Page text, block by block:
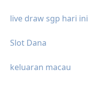
live draw sgp hari ini
Slot Dana
keluaran macau